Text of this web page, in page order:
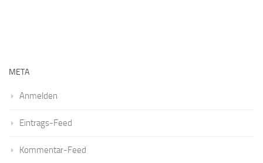
META
Anmelden
Eintrags-Feed
Kommentar-Feed